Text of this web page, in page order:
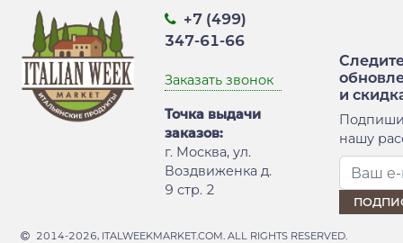
+7 (499)
347-61-66
Заказать звонок
Точка выдачи
заказов:
г. Москва, ул.
Воздвиженка д.
9 стр. 2
и
нашу
2014-2026, ITALWEEKMARKET.COM. ALL RIGHTS RESERVED.